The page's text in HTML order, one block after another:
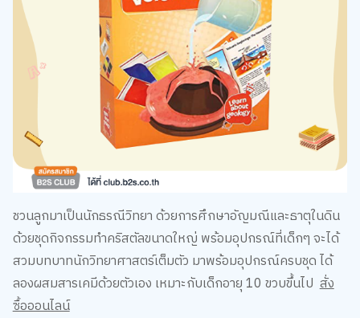
ชวนลูกมาเป็นนักธรณีวิทยา ด้วยการศึกษาอัญมณีและธาตุในดิน
ด้วยชุดกิจกรรมทำคริสตัลขนาดใหญ่ พร้อมอุปกรณ์ที่เด็กๆ จะได้
สวมบทบาทนักวิทยาศาสตร์เต็มตัว มาพร้อมอุปกรณ์ครบชุด ได้
ลองผสมสารเคมีด้วยตัวเอง เหมาะกับเด็กอายุ 10 ขวบขึ้นไปสั่ง
ซื้อออนไลน์